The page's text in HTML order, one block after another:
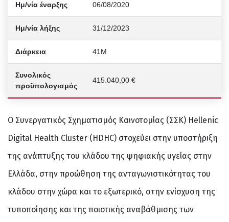
Ημ/νία έναρξης 06/08/2020
Ημ/νία λήξης 31/12/2023
Διάρκεια 41Μ
Συνολικός
προϋπολογισμός
415.040,00 €
Ο Συνεργατικός Σχηματισμός Καινοτομίας (ΣΣΚ) Hellenic
Digital Health Cluster (HDHC) στοχεύει στην υποστήριξη
της ανάπτυξης του κλάδου της ψηφιακής υγείας στην
Ελλάδα, στην προώθηση της ανταγωνιστικότητας του
κλάδου στην χώρα και το εξωτερικό, στην ενίσχυση της
τυποποίησης και της ποιοτικής αναβάθμισης των